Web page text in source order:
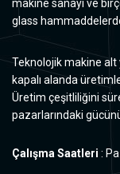
makine sanayi ve
glass
Teknolojik makine alt
kapalı alanda
Üretim çeşitliliğini
pazarlarındaki
Çalışma Saatleri :